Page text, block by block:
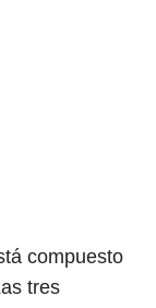
compuesto
tres